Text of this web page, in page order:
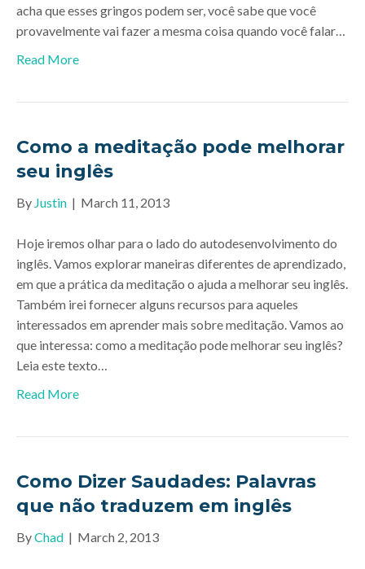
acha que esses gringos podem ser, você sabe que você
provavelmente vai fazer a mesma coisa quando você falar…
Read More
Como a meditação pode melhorar
seu inglês
By Justin | March 11, 2013
Hoje iremos olhar para o lado do autodesenvolvimento do
inglês. Vamos explorar maneiras diferentes de aprendizado,
em que a prática da meditação o ajuda a melhorar seu inglês.
Também irei fornecer alguns recursos para aqueles
interessados em aprender mais sobre meditação. Vamos ao
que interessa: como a meditação pode melhorar seu inglês?
Leia este texto…
Read More
Como Dizer Saudades: Palavras
que não traduzem em inglês
ByChad | March 2, 2013